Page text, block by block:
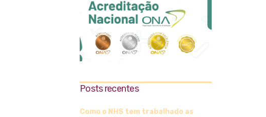
Posts recentes
Como o NHS tem trabalhado as